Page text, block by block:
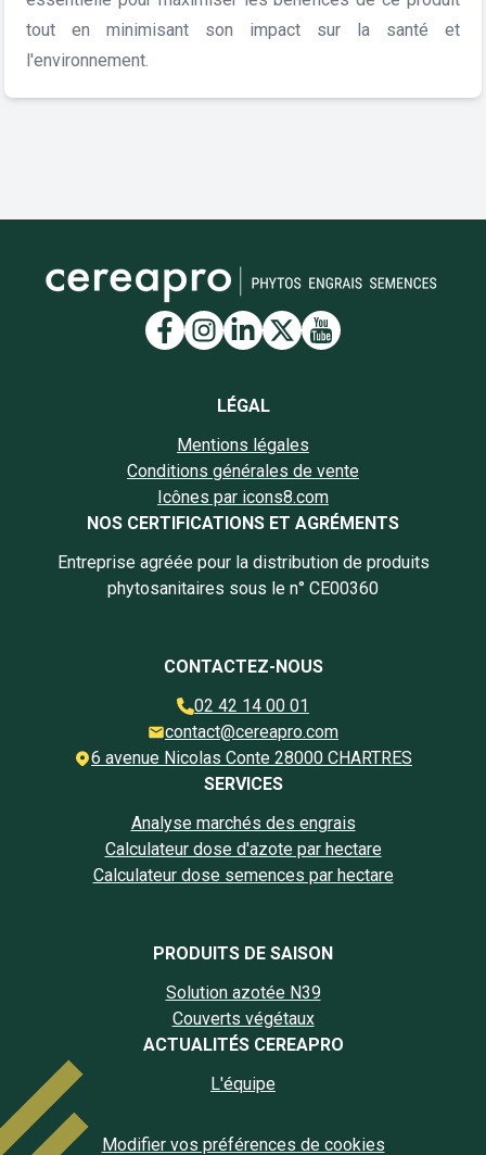
tout en minimisant son impact sur la santé et
l'environnement.
Lien vers la page
Lien vers la page
Lien vers la page
Lien vers la
Lien vers la
LÉGAL
Mentions légales
Conditions générales de vente
Icônes par icons8.com
NOS CERTIFICATIONS ET AGRÉMENTS
Entreprise agréée pour la distribution de produits
phytosanitaires sous le n° CE00360
CONTACTEZ-NOUS
02 42 14 00 01
contact@cereapro.com
6 avenue Nicolas Conte 28000 CHARTRES
SERVICES
Analyse marchés des engrais
Calculateur dose d'azote par hectare
Calculateur dose semences par hectare
PRODUITS DE SAISON
Solution azotée N39
Couverts végétaux
ACTUALITÉS CEREAPRO
L'équipe
Modifier vos préférences de cookies